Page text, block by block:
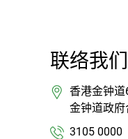
联络我们
香港金钟道
金钟道政
3105 0000